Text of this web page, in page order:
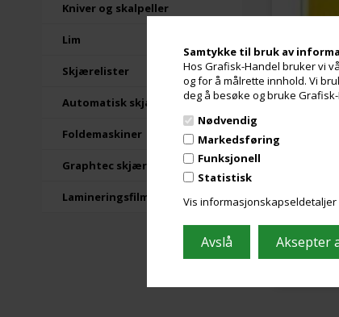
Samtykke til bruk av
Hos Grafisk-Handel bruker vi
og for å målrette innhold. Vi
deg å besøke og bruke
Nødvendig
Markedsføring
Funksjonell
Statistisk
Vis informasjonskapseldetaljer
Kniver og skalpeller
Lim
Skjærelister
Automatisk skjæremaskin
Foldemaskiner
Graphtec skjæremaskiner
Lamineringsfilm